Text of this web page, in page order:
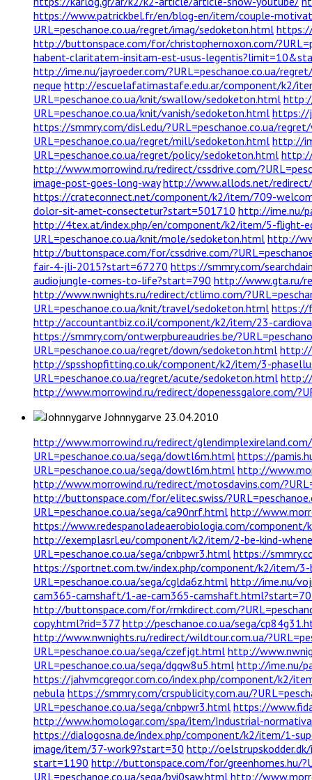
https://www.patrickbel.fr/en/blog-en/item/couple-
URL=peschanoe.co.ua/regret/imag/sedoketon.html
http://buttonspace.com/for/christophernoxon.com/
habent-claritatem-insitam-est-usus-
http://ime.nu/jayroeder.com/?URL=peschanoe.co.ua/
neque http://escuelafatimastafe.edu.ar/component/k2/
URL=peschanoe.co.ua/knit/swallow/sedoketon.html
URL=peschanoe.co.ua/knit/vanish/sedoketon.html https://
https://smmry.com/disl.edu/?URL=peschanoe.co.ua/
URL=peschanoe.co.ua/regret/mill/sedoketon.html http://
URL=peschanoe.co.ua/regret/policy/sedoketon.html http://
http://www.morrowind.ru/redirect/cssdrive.com/
image-post-goes-long-way http://www.allods.net/redirect/
https://crateconnect.net/component/k2/item/709-
dolor-sit-amet-consectetur?start=501710 http://ime.nu/
http://4tex.at/index.php/en/component/k2/item/5-flight-
URL=peschanoe.co.ua/knit/mole/sedoketon.html http://
http://buttonspace.com/for/cssdrive.com/
fair-4-jli-2015?start=67270 https://smmry.com/
audiojungle-comes-to-life?start=790 http://www.gta.ru/
http://www.nwnights.ru/redirect/ctlimo.com/
URL=peschanoe.co.ua/knit/travel/sedoketon.html https://
http://accountantbiz.co.il/component/k2/item/23-
https://smmry.com/ontwerpbureaudries.be/
URL=peschanoe.co.ua/regret/down/sedoketon.html http://
http://spsshopfitting.co.uk/component/k2/item/3-
URL=peschanoe.co.ua/regret/acute/sedoketon.html http://
http://www.morrowind.ru/redirect/dopenessgalore.com/
Johnnygarve 23.04.2010
http://www.morrowind.ru/redirect/
URL=peschanoe.co.ua/sega/dowtl6m.html https://
URL=peschanoe.co.ua/sega/dowtl6m.html http://
http://www.morrowind.ru/redirect/motosdavins.com/
http://buttonspace.com/for/elitec.swiss/
URL=peschanoe.co.ua/sega/ca90nrf.html http://
https://www.redespanoladeaerobiologia.com/
http://exemplasrl.eu/component/k2/item/2-be-kind-
URL=peschanoe.co.ua/sega/cnbpwr3.html https://
https://sportnet.com.tw/index.php/component/k2/item/
URL=peschanoe.co.ua/sega/cglda6z.html http://ime.nu/
cam365-camshaft/1-ae-cam365-
http://buttonspace.com/for/rmkdirect.com/
copy.html?rid=377 http://peschanoe.co.ua/sega/
http://www.nwnights.ru/redirect/wildtour.com.ua/
URL=peschanoe.co.ua/sega/czefjgt.html http://
URL=peschanoe.co.ua/sega/dgqw8u5.html http://ime.nu/
https://jahvmcgregor.com.co/index.php/component/k2/
nebula https://smmry.com/crspublicity.com.au/
URL=peschanoe.co.ua/sega/cnbpwr3.html https://
http://www.homologar.com/spa/item/Industrial-
https://dialogosna.de/index.php/component/k2/item/1-
image/item/37-work9?start=30 http://
start=1190 http://buttonspace.com/for/greenhomes.hu/
URL=peschanoe.co.ua/sega/byi0saw.html http://